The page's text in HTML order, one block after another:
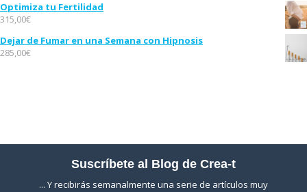
Optimiza tu Fertilidad
315,00€
Dejar de Fumar en una Semana con Hipnosis
285,00€
Suscríbete al Blog de Crea-t
... Y recibirás semanalmente una serie de artículos muy